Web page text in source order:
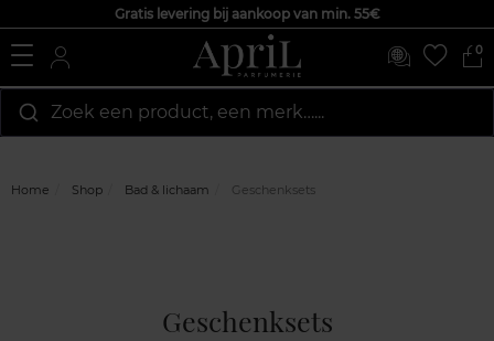
Gratis levering bij aankoop van min. 55€
0
Zoek een product, een merk…...
Home Shop Bad & lichaam Geschenksets
Geschenksets